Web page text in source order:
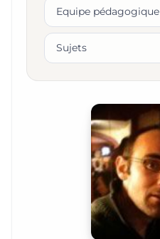
Equipe pédagogique
Sujets